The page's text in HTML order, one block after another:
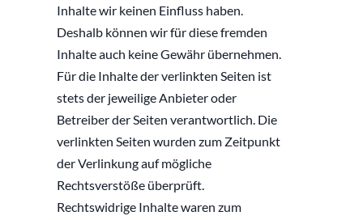
Inhalte wir keinen Einfluss haben.
Deshalb können wir für diese fremden
Inhalte auch keine Gewähr übernehmen.
Für die Inhalte der verlinkten Seiten ist
stets der jeweilige Anbieter oder
Betreiber der Seiten verantwortlich. Die
verlinkten Seiten wurden zum Zeitpunkt
der Verlinkung auf mögliche
Rechtsverstöße überprüft.
Rechtswidrige Inhalte waren zum